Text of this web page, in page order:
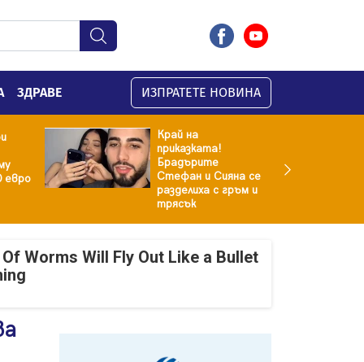
ЗДРАВЕ ИЗПРАТЕТЕ НОВИНА
евро
Край на
приказката!
Брадърите
Стефан и Сияна се
разделиха с гръм и
трясък
Worms Will Fly Out Like a Bullet